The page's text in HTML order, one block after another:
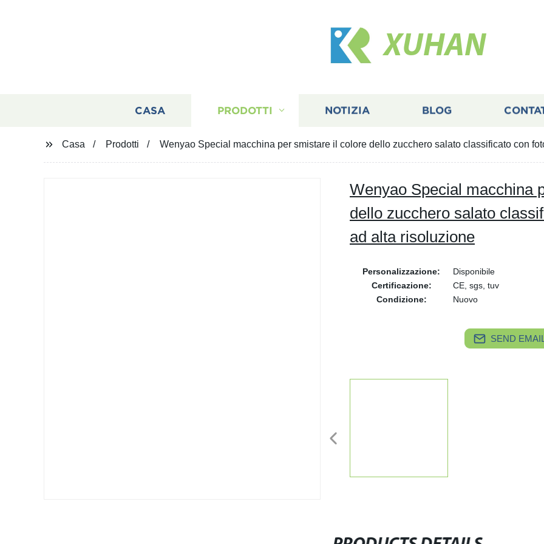
XUHAN
CASA PRODOTTI NOTIZIA BLOG
Casa Prodotti Wenyao Special macchina per smistare il colore dello zucchero salato classificato con
Wenyao Special macchina
dello zucchero salato
ad alta risoluzione
Personalizzazione:
Disponibile
Certificazione:
CE, sgs, tuv
Condizione:
Nuovo
SEND